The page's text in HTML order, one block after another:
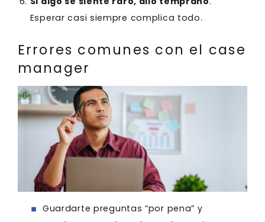
Esperar casi siempre complica todo.
Errores comunes con el case
manager
Guardarte preguntas “por pena” y